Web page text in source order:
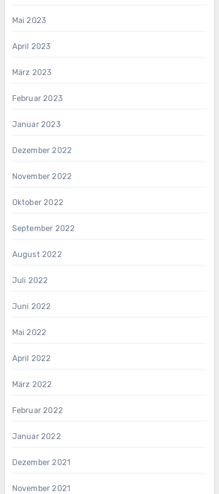
Mai 2023
April 2023
März 2023
Februar 2023
Januar 2023
Dezember 2022
November 2022
Oktober 2022
September 2022
August 2022
Juli 2022
Juni 2022
Mai 2022
April 2022
März 2022
Februar 2022
Januar 2022
Dezember 2021
November 2021